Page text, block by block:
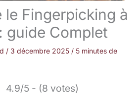
le Fingerpicking à
guide Complet
/ 3 décembre 2025 / 5 minutes de
4.9/5 - (8 votes)